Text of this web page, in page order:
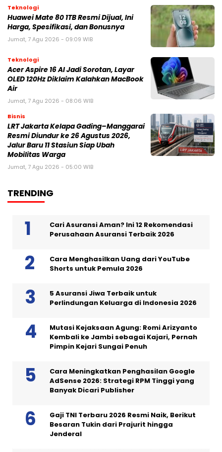
Teknologi
Huawei Mate 80 1TB Resmi Dijual, Ini
Harga, Spesifikasi, dan Bonusnya
Jumat, 7 Agu 2026 - 09:09 WIB
Teknologi
Acer Aspire 16 AI Jadi Sorotan, Layar
OLED 120Hz Diklaim Kalahkan MacBook
Air
Jumat, 7 Agu 2026 - 08:06 WIB
Bisnis
LRT Jakarta Kelapa Gading–Manggarai
Resmi Diundur ke 26 Agustus 2026,
Jalur Baru 11 Stasiun Siap Ubah
Mobilitas Warga
Jumat, 7 Agu 2026 - 05:00 WIB
TRENDING
Cari Asuransi Aman? Ini 12 Rekomendasi
Perusahaan Asuransi Terbaik 2026
Cara Menghasilkan Uang dari YouTube
Shorts untuk Pemula 2026
5 Asuransi Jiwa Terbaik untuk
Perlindungan Keluarga di Indonesia 2026
Mutasi Kejaksaan Agung: Romi Arizyanto
Kembali ke Jambi sebagai Kajari, Pernah
Pimpin Kejari Sungai Penuh
Cara Meningkatkan Penghasilan Google
AdSense 2026: Strategi RPM Tinggi yang
Banyak Dicari Publisher
Gaji TNI Terbaru 2026 Resmi Naik, Berikut
Besaran Tukin dari Prajurit hingga
Jenderal